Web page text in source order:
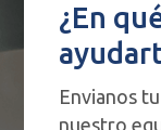
¿En
Envianos
nuestro